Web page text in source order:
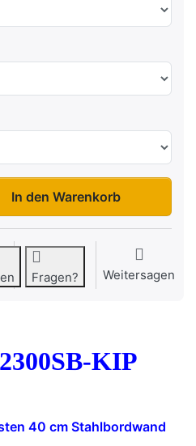
KIP mit Laubgitter zu 2.999,00
In den Warenkorb
Fragen? Weitersagen
2300SB-KIP
40 cm Stahlbordwand